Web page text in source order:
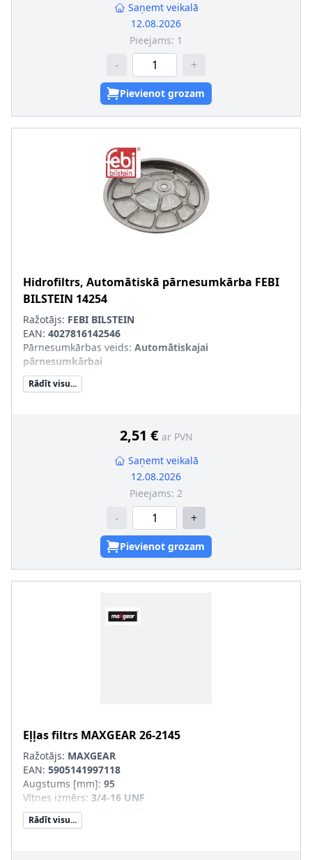
Saņemt veikalā
12.08.2026
Pieejams: 1
- +
Pievienot grozam
Hidrofiltrs, Automātiskā pārnesumkārba FEBI
BILSTEIN 14254
Ražotājs: FEBI BILSTEIN
EAN: 4027816142546
Pārnesumkārbas veids: Automātiskajai
pārnesumkārbai
Masa [kg]:0,12
Filtra izpildījums
Rādīt visu...
2,51 € ar PVN
Saņemt veikalā
12.08.2026
Pieejams: 2
- +
Pievienot grozam
Eļļas filtrs MAXGEAR26-2145
Ražotājs: MAXGEAR
EAN: 5905141997118
Augstums [mm]: 95
Vītnes izmērs: 3/4-16 UNF
Ārējais diametrs [mm]
Filtra izpildījums
Rādīt visu...